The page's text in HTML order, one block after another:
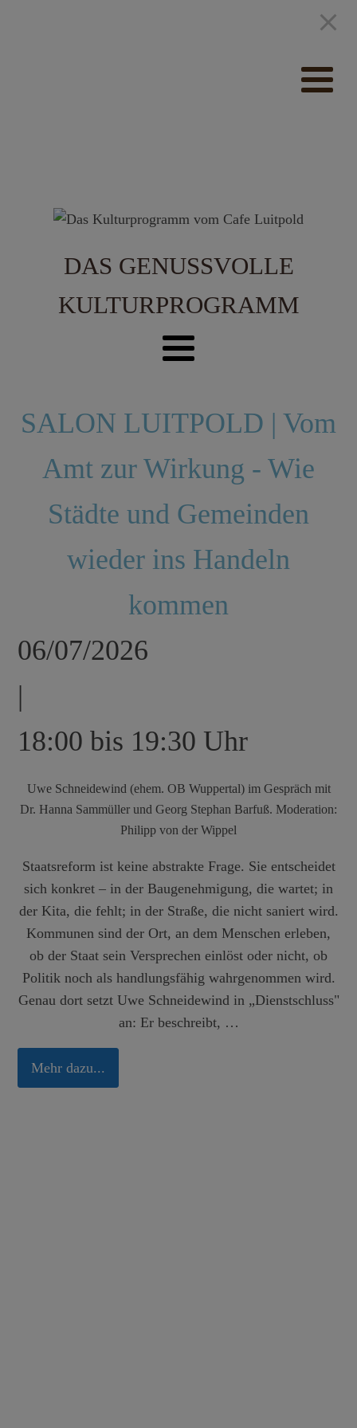
DAS GENUSSVOLLE
KULTURPROGRAMM
SALON LUITPOLD | Vom
Amt zur Wirkung - Wie
Städte und Gemeinden
wieder ins Handeln
kommen
06/07/2026
|
18:00 bis 19:30 Uhr
Uwe Schneidewind (ehem. OB Wuppertal) im Gespräch mit
Dr. Hanna Sammüller und Georg Stephan Barfuß. Moderation:
Philipp von der Wippel
Staatsreform ist keine abstrakte Frage. Sie entscheidet
sich konkret – in der Baugenehmigung, die wartet; in
der Kita, die fehlt; in der Straße, die nicht saniert wird.
Kommunen sind der Ort, an dem Menschen erleben,
ob der Staat sein Versprechen einlöst oder nicht, ob
Politik noch als handlungsfähig wahrgenommen wird.
Genau dort setzt Uwe Schneidewind in „Dienstschluss"
an: Er beschreibt, …
Mehr dazu...